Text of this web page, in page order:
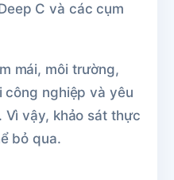
C và các cụm
mái, môi trường,
công nghiệp và yêu
Vì vậy, khảo sát thực
bỏ qua.